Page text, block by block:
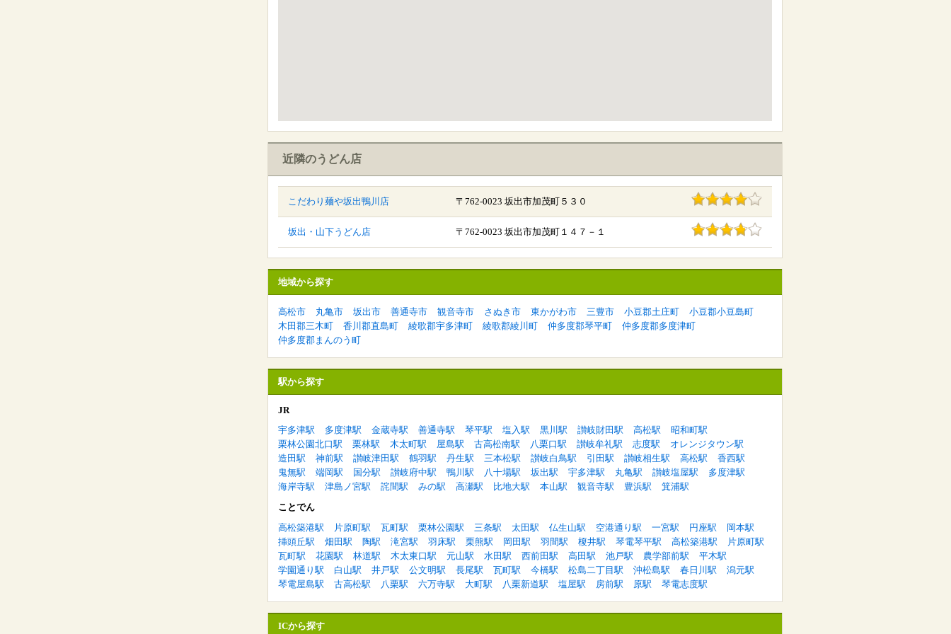
近隣のうどん店
こだわり麺や坂出鴨川店 〒762-0023 坂出市加茂町５３０
坂出・山下うどん店 〒762-0023 坂出市加茂町１４７－１
地域から探す
高松市 丸亀市 坂出市 善通寺市 観音寺市 さぬき市 東かがわ市 三豊市 小豆郡土庄町
小豆郡小豆島町
木田郡三木町
香川郡直島町 綾歌郡宇多津町 綾歌郡綾川町 仲多度郡琴平町
仲多度郡多度津町
仲多度郡まんのう町
駅から探す
JR
宇多津駅
多度津駅 金蔵寺駅 善通寺駅 琴平駅 塩入駅 黒川駅 讃岐財田駅 高松駅
昭和町駅
栗林公園北口駅
栗林駅 木太町駅 屋島駅 古高松南駅 八栗口駅 讃岐牟礼駅 志度駅
オレンジタウン駅
造田駅
神前駅 讃岐津田駅 鶴羽駅 丹生駅 三本松駅 讃岐白鳥駅 引田駅 讃岐相生駅 高松駅
香西駅
鬼無駅
端岡駅 国分駅 讃岐府中駅 鴨川駅 八十場駅 坂出駅 宇多津駅 丸亀駅 讃岐塩屋駅
多度津駅
海岸寺駅
津島ノ宮駅 詫間駅 みの駅 高瀬駅 比地大駅 本山駅 観音寺駅 豊浜駅
箕浦駅
ことでん
高松築港駅
片原町駅 瓦町駅 栗林公園駅 三条駅 太田駅 仏生山駅 空港通り駅 一宮駅 円座駅
岡本駅
挿頭丘駅
畑田駅 陶駅 滝宮駅 羽床駅 栗熊駅 岡田駅 羽間駅 榎井駅 琴電琴平駅 高松築港駅
片原町駅
瓦町駅
花園駅 林道駅 木太東口駅 元山駅 水田駅 西前田駅 高田駅 池戸駅 農学部前駅
平木駅
学園通り駅
白山駅 井戸駅 公文明駅 長尾駅 瓦町駅 今橋駅 松島二丁目駅 沖松島駅 春日川駅
潟元駅
琴電屋島駅
古高松駅 八栗駅 六万寺駅 大町駅 八栗新道駅 塩屋駅 房前駅 原駅 琴電志度駅
ICから探す